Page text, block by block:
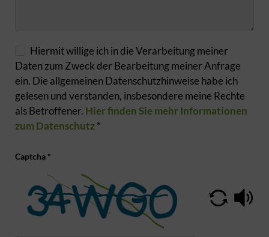
Hiermit willige ich in die Verarbeitung meiner
Daten zum Zweck der Bearbeitung meiner Anfrage
ein. Die allgemeinen Datenschutzhinweise habe ich
gelesen und verstanden, insbesondere meine Rechte
als Betroffener. Hier finden Sie mehr Informationen
zum Datenschutz*
Captcha *